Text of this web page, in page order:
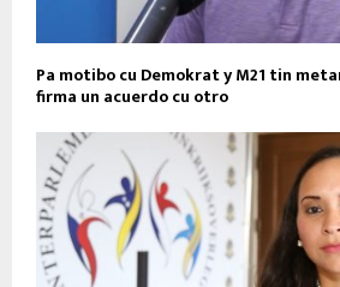
Pa motibo cu Demokrat y M21 tin
firma un acuerdo cu otro